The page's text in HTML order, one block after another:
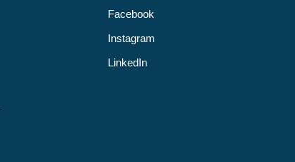
Facebook
Instagram
LinkedIn